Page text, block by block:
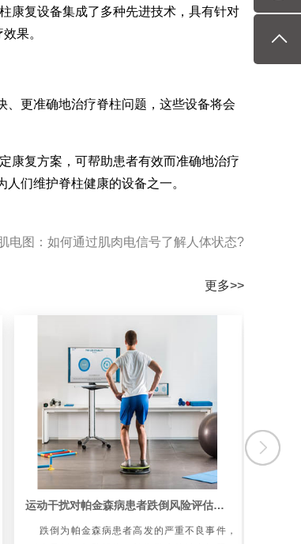
康复设备集成了多种先进技术，具有针对
果。
更准确地治疗脊柱问题，这些设备将会
康复方案，可帮助患者有效而准确地治疗
们维护脊柱健康的设备之一。
电图：如何通过肌肉电信号了解人体状态?
更多>>
运动干扰对帕金森病患者跌倒风险评估的增量效度
跌倒为帕金森病患者高发的严重不良事件，